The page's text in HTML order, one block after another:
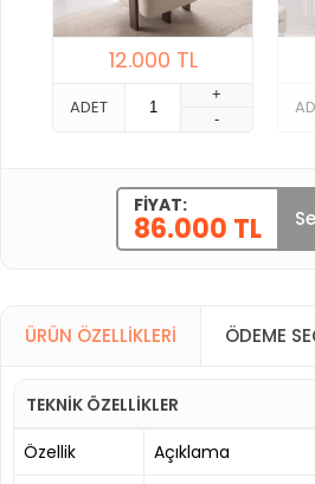
12.000 TL
ADET
+
-
FIYAT:
86.000 TL
ÜRÜN ÖZELLIKLERI ÖDEME
TEKNİK ÖZELLİKLER
Özellik
Açıklama